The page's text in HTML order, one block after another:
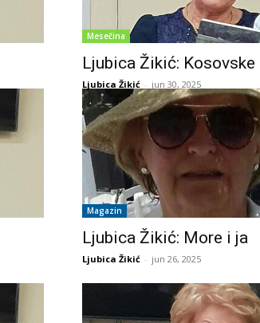
Mesečina
Ljubica Žikić: Kosovske
Ljubica Žikić - jun 30, 2025
Magazin
Ljubica Žikić: More i ja
Ljubica Žikić - jun 26, 2025